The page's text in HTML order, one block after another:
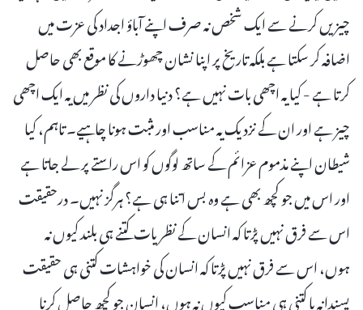
چیزیں کرنے سے ایک شخص نہ صرف اپنے آباؤ اجداد کی عزت میں
اضافہ کر سکتا ہے بلکہ تاریخ پر اپنا نشان چھوڑنے کا موقع بھی حاصل
کرتا ہے - کیا یہ اچھی بات نہیں ہے؟ دنیا داروں کی نظر میں یہ ایک اچھی
چیز ہے اور ان کے نزدیک یہ مناسب اور مثبت ہونا چاہیے۔ تاہم، کیا
شیطان اپنے مذموم عزائم کے ساتھ لوگوں کو اس راستے پر لے جاتا ہے
اور اس میں جو کچھ بھی ہے وہ بس اتنا ہی ہے؟ ہرگز نہیں۔ درحقیقت
اس سے فرق نہیں پڑتا کہ انسان کے نظریات کتنے ہی بلند کیوں نہ
ہوں، اس سے فرق نہیں پڑتا کہ انسان کی خواہشات کتنی ہی حقیقت
پسندانہ یا کتنی ہی مناسب کیوں نہ ہوں، انسان جو کچھ حاصل کرنا